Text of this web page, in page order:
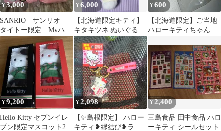
¥3,000
SANRIO サンリオ
タイトー限定 Myハロ
ーキティ ブランケッ
ト 2種
¥6,000
【北海道限定キティ】
キタキツネ ぬいぐるみ
タグ付き Hello Kitty
¥600
【北海道限定】ご当地
ハローキティちゃん キ
¥9,200
Hello Kitty セブンイレ
ブン限定マスコット2種
¥2,098
【✨️島根限定】 ハロー
キティ❥縁結び❥ラバ
¥2,400
三島食品 田中食品 ハロ
ーキティ シールセット